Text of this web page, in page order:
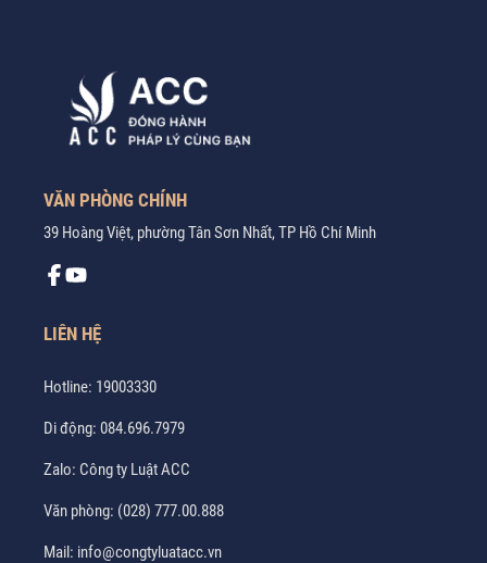
VĂN PHÒNG CHÍNH
39 Hoàng Việt, phường Tân Sơn Nhất, TP Hồ Chí Minh
LIÊN HỆ
Hotline: 19003330
Di động: 084.696.7979
Zalo: Công ty Luật ACC
Văn phòng: (028) 777.00.888
Mail: info@congtyluatacc.vn